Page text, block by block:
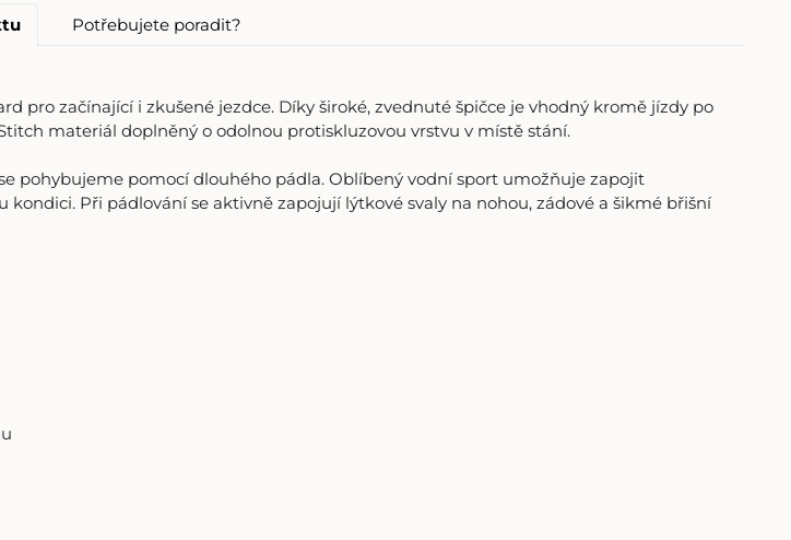
Potřebujete poradit?
pro začínající i zkušené jezdce. Díky široké, zvednuté špičce je vhodný kromě jízdy po
materiál doplněný o odolnou protiskluzovou vrstvu v místě stání.
pohybujeme pomocí dlouhého pádla. Oblíbený vodní sport umožňuje zapojit
Při pádlování se aktivně zapojují lýtkové svaly na nohou, zádové a šikmé břišní